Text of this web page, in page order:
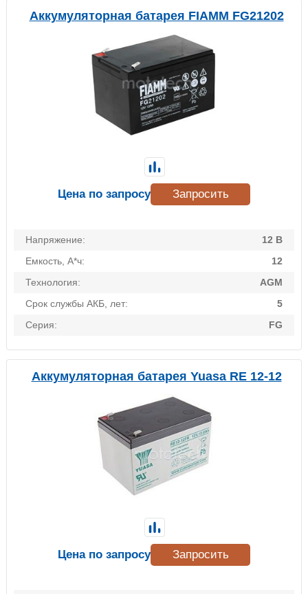
Аккумуляторная батарея FIAMM FG21202
Напряжение:
12 В
Емкость, А*ч:
12
Технология:
AGM
Срок службы АКБ, лет:
5
Серия:
FG
Цена по запросу Запросить
Аккумуляторная батарея Yuasa RE 12-12
Цена по запросу Запросить